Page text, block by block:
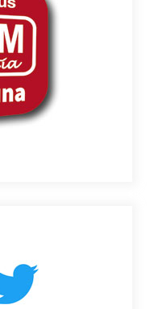
Of Canada, Somak,
Habia